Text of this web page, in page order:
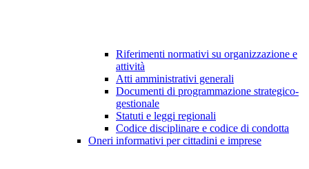
Riferimenti normativi su organizzazione e
attività
Atti amministrativi generali
Documenti di programmazione strategico-
gestionale
Statuti e leggi regionali
Codice disciplinare e codice di condotta
Oneri informativi per cittadini e imprese